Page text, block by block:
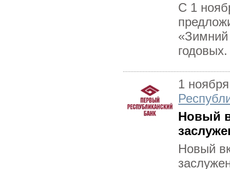
С 1
«Зимний
годовых.
1
Новый
Новый